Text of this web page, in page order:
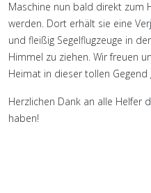
Maschine nun bald direkt zum
werden. Dort erhält sie eine
und fleißig Segelflugzeuge in
Himmel zu ziehen. Wir freuen
Heimat in dieser tollen Gegend
Herzlichen Dank an alle Helfer
haben!